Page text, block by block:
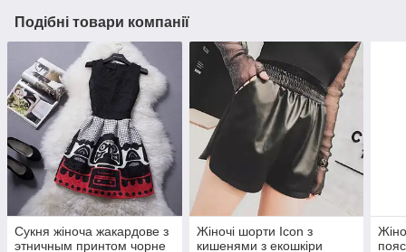
Подібні товари компанії
Сукня жіноча жакардове з
этничным принтом чорне
Жіночі шорти Icon з
кишенями з екошкіри